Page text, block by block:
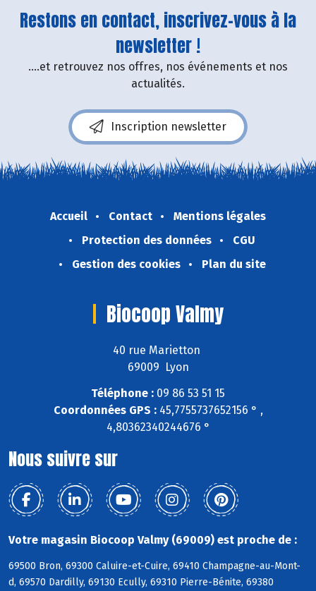
Restons en contact, inscrivez-vous à la
newsletter !
....et retrouvez nos offres, nos événements et nos
actualités.
Inscription newsletter
Accueil Contact
Mentions légales
Protection des données
CGU
Gestion des cookies
Plan du site
Biocoop Valmy
40 rue Marietton
69009 Lyon
Téléphone : 09 86 53 51 15
Coordonnées GPS :45,7755737652156 ° ,
4,80362340244676 °
Nous suivre sur
Votre magasin Biocoop Valmy (69009) est proche de :
69500 Bron, 69300 Caluire-et-Cuire, 69410 Champagne-au-Mont-
d, 69570 Dardilly, 69130 Ecully, 69310 Pierre-Bénite, 69380